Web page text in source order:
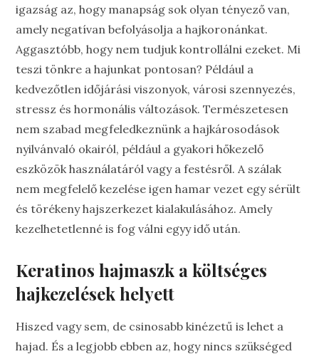
igazság az, hogy manapság sok olyan tényező van,
amely negatívan befolyásolja a hajkoronánkat.
Aggasztóbb, hogy nem tudjuk kontrollálni ezeket. Mi
teszi tönkre a hajunkat pontosan? Például a
kedvezőtlen időjárási viszonyok, városi szennyezés,
stressz és hormonális változások. Természetesen
nem szabad megfeledkeznünk a hajkárosodások
nyilvánvaló okairól, például a gyakori hőkezelő
eszközök használatáról vagy a festésről. A szálak
nem megfelelő kezelése igen hamar vezet egy sérült
és törékeny hajszerkezet kialakulásához. Amely
kezelhetetlenné is fog válni egyy idő után.
Keratinos hajmaszk a költséges
hajkezelések helyett
Hiszed vagy sem, de csinosabb kinézetű is lehet a
hajad. És a legjobb ebben az, hogy nincs szükséged